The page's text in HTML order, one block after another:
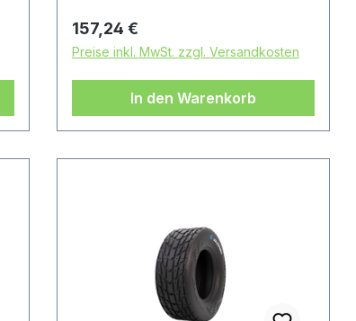
Regulärer Preis:
157,24 €
Preise inkl. MwSt. zzgl. Versandkosten
In den Warenkorb